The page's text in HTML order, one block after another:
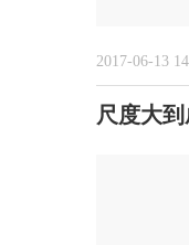
2017-06-13
尺度大